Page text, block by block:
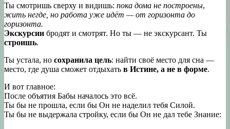
Ты смотришь сверху и видишь: пока дома не построены,
жить негде, но работа уже идёт — от горизонта до
горизонта.
Экскурсии бродят и смотрят. Но ты — не экскурсант. Ты
строишь.
Ты устала, но сохранила цель: найти своё место для сна —
место, где душа сможет отдыхать в Истине, а не в форме.
И вот главное:
После объятия Бабы началось это всё.
Ты бы не прошла, если бы Он не наделил тебя Силой.
Ты бы не выдержала стройку, если бы Он не дал тебе Знание: